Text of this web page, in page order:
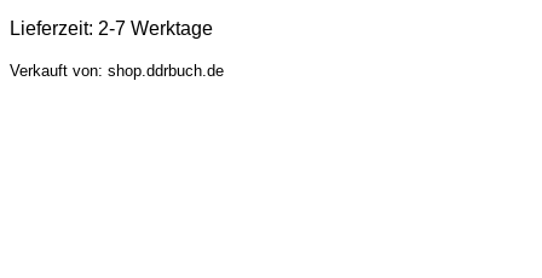
Lieferzeit: 2-7 Werktage
Verkauft von: shop.ddrbuch.de